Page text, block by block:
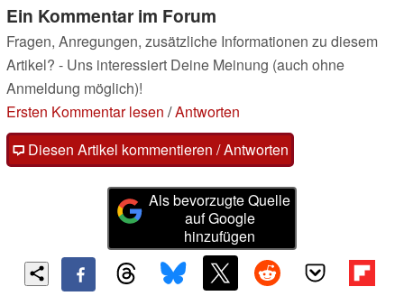
Ein Kommentar im Forum
Fragen, Anregungen, zusätzliche Informationen zu diesem
Artikel? - Uns interessiert Deine Meinung (auch ohne
Anmeldung möglich)!
Ersten Kommentar lesen /Antworten
Diesen Artikel kommentieren / Antworten
Als bevorzugte Quelle
auf Google
hinzufügen